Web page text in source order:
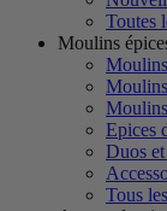
Toutes
Moulins
Epices
Duos
Tous